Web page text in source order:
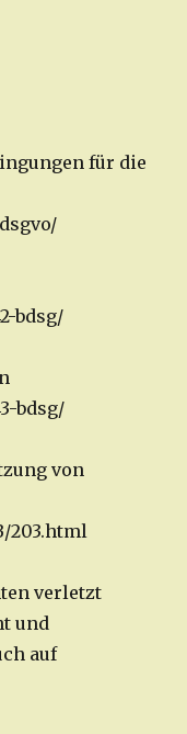
für die
bdsg/
bdsg/
von
203.html
verletzt
und
auf